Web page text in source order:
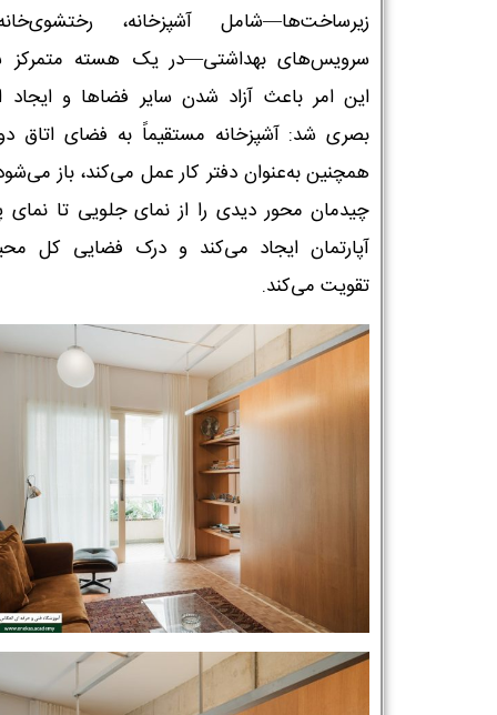
زیرساخت‌ها—شامل آشپزخانه،
سرویس‌های بهداشتی—در یک هسته متمرکز
این امر باعث آزاد شدن سایر فضاها و ایجاد
بصری شد: آشپزخانه مستقیماً به فضای اتاق
همچنین به‌عنوان دفتر کار عمل می‌کند، باز
چیدمان محور دیدی را از نمای جلویی تا
آپارتمان ایجاد می‌کند و درک فضایی کل
تقویت می‌کند.